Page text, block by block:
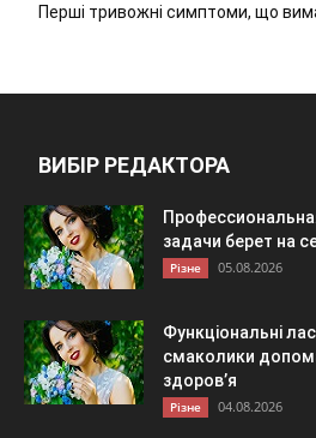
Перші тривожні симптоми, що
ВИБІР РЕДАКТОРА
задачи берет на
Різне 05.08.2026
Функціональні
смаколики
здоров’я
Різне 04.08.2026